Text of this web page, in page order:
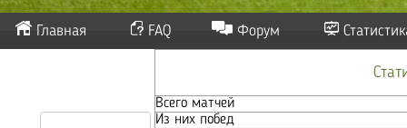
Главная FAQ Форум
Всего матчей
Из них побед